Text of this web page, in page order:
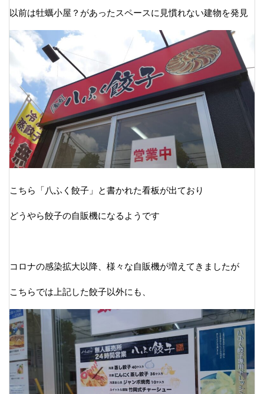
以前は牡蠣小屋？があったスペースに見慣れない建物を発見
こちら「八ふく餃子」と書かれた看板が出ており
どうやら餃子の自販機になるようです
コロナの感染拡大以降、様々な自販機が増えてきましたが
こちらでは上記した餃子以外にも、